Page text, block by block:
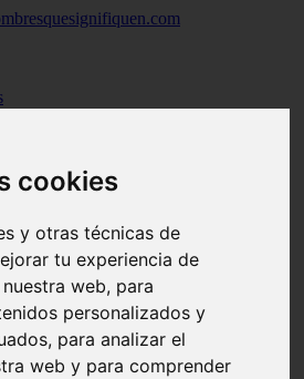
cookies
y otras técnicas de
tu experiencia de
web, para
personalizados y
para analizar el
web y para comprender
de la categoría nombres. Artículos
calidad en significado-del-
artículos